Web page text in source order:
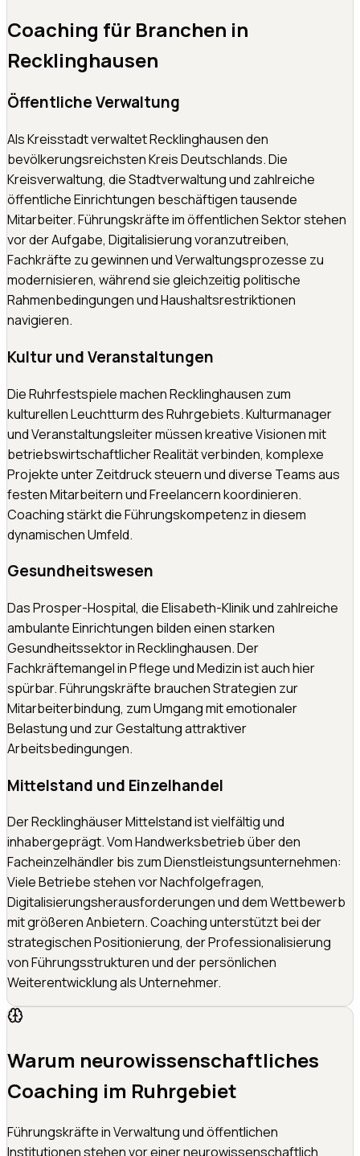
Coaching für Branchen in
Recklinghausen
Öffentliche Verwaltung
Als Kreisstadt verwaltet Recklinghausen den
bevölkerungsreichsten Kreis Deutschlands. Die
Kreisverwaltung, die Stadtverwaltung und zahlreiche
öffentliche Einrichtungen beschäftigen tausende
Mitarbeiter. Führungskräfte im öffentlichen Sektor stehen
vor der Aufgabe, Digitalisierung voranzutreiben,
Fachkräfte zu gewinnen und Verwaltungsprozesse zu
modernisieren, während sie gleichzeitig politische
Rahmenbedingungen und Haushaltsrestriktionen
navigieren.
Kultur und Veranstaltungen
Die Ruhrfestspiele machen Recklinghausen zum
kulturellen Leuchtturm des Ruhrgebiets. Kulturmanager
und Veranstaltungsleiter müssen kreative Visionen mit
betriebswirtschaftlicher Realität verbinden, komplexe
Projekte unter Zeitdruck steuern und diverse Teams aus
festen Mitarbeitern und Freelancern koordinieren.
Coaching stärkt die Führungskompetenz in diesem
dynamischen Umfeld.
Gesundheitswesen
Das Prosper-Hospital, die Elisabeth-Klinik und zahlreiche
ambulante Einrichtungen bilden einen starken
Gesundheitssektor in Recklinghausen. Der
Fachkräftemangel in Pflege und Medizin ist auch hier
spürbar. Führungskräfte brauchen Strategien zur
Mitarbeiterbindung, zum Umgang mit emotionaler
Belastung und zur Gestaltung attraktiver
Arbeitsbedingungen.
Mittelstand und Einzelhandel
Der Recklinghäuser Mittelstand ist vielfältig und
inhabergeprägt. Vom Handwerksbetrieb über den
Facheinzelhändler bis zum Dienstleistungsunternehmen:
Viele Betriebe stehen vor Nachfolgefragen,
Digitalisierungsherausforderungen und dem Wettbewerb
mit größeren Anbietern. Coaching unterstützt bei der
strategischen Positionierung, der Professionalisierung
von Führungsstrukturen und der persönlichen
Weiterentwicklung als Unternehmer.
Warum neurowissenschaftliches
Coaching im Ruhrgebiet
Führungskräfte in Verwaltung und öffentlichen
Institutionen stehen vor einer neurowissenschaftlich